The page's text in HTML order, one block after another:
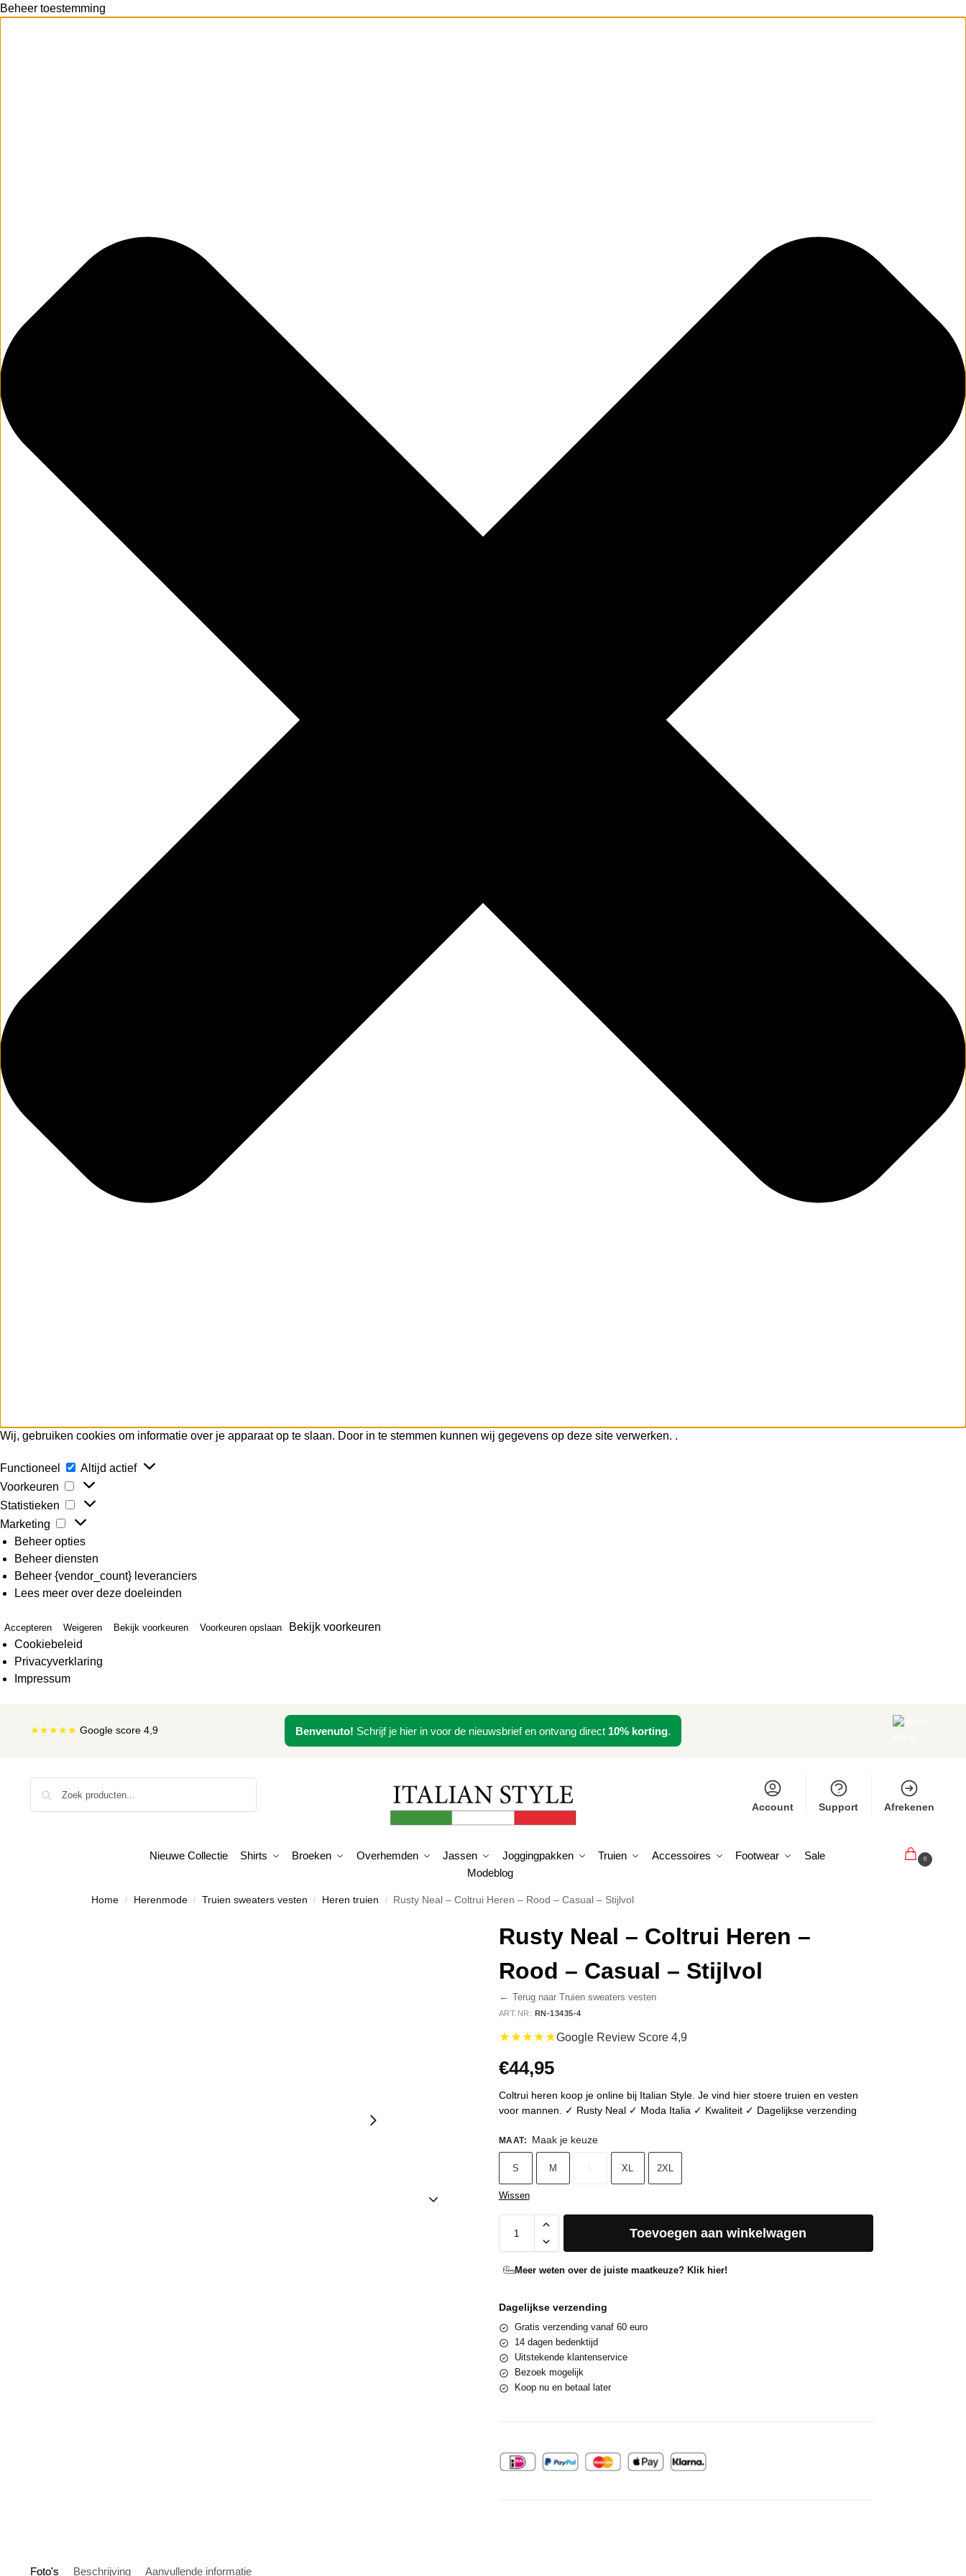
Beheer toestemming
Wij, gebruiken cookies om informatie over je apparaat op te slaan. Door in te stemmen kunnen wij gegevens op deze site verwerken. .
Functioneel
Altijd actief
Voorkeuren
Statistieken
Marketing
Beheer opties
Beheer diensten
Beheer {vendor_count} leveranciers
Lees meer over deze doeleinden
Accepteren Weigeren Bekijk voorkeuren Voorkeuren opslaan
Bekijk voorkeuren
Cookiebeleid
Privacyverklaring
Impressum
★★★★★ Google score 4,9 Benvenuto! Schrijf je hier in voor de nieuwsbrief en ontvang direct 10% korting.
Account Support Afrekenen
Nieuwe Collectie Shirts Broeken Overhemden Jassen Joggingpakken Truien Accessoires Footwear
Sale
Modeblog
0
Home / Herenmode / Truien sweaters vesten / Heren truien / Rusty Neal – Coltrui Heren – Rood – Casual – Stijlvol
Rusty Neal – Coltrui Heren –
Rood – Casual – Stijlvol
← Terug naar Truien sweaters vesten
ART.NR: RN-13435-4
★★★★★Google Review Score 4,9
€44,95
Coltrui heren koop je online bij Italian Style. Je vind hier stoere truien en vesten
voor mannen. ✓ Rusty Neal ✓ Moda Italia ✓ Kwaliteit ✓ Dagelijkse verzending
MAAT: Maak je keuze
S M XL 2XL
Wissen
Toevoegen aan winkelwagen
Meer weten over de juiste maatkeuze? Klik hier!
Dagelijkse verzending
Gratis verzending vanaf 60 euro
14 dagen bedenktijd
Uitstekende klantenservice
Bezoek mogelijk
Koop nu en betaal later
Foto's Beschrijving Aanvullende informatie